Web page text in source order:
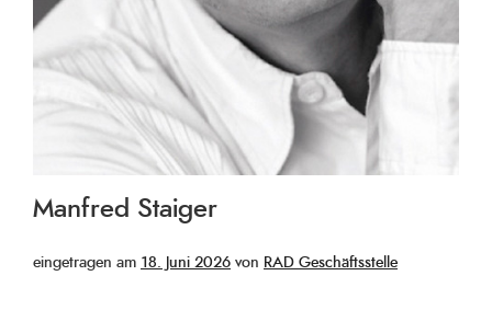
Manfred Staiger
eingetragen am Veröffentlicht
18. Juni 2026 von RAD Geschäftsstelle